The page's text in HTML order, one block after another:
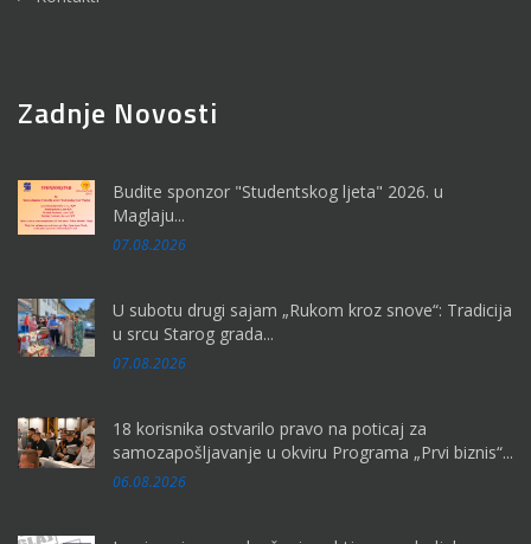
Zadnje Novosti
Budite sponzor "Studentskog ljeta" 2026. u
Maglaju...
07.08.2026
U subotu drugi sajam „Rukom kroz snove“: Tradicija
u srcu Starog grada...
07.08.2026
18 korisnika ostvarilo pravo na poticaj za
samozapošljavanje u okviru Programa „Prvi biznis“...
06.08.2026